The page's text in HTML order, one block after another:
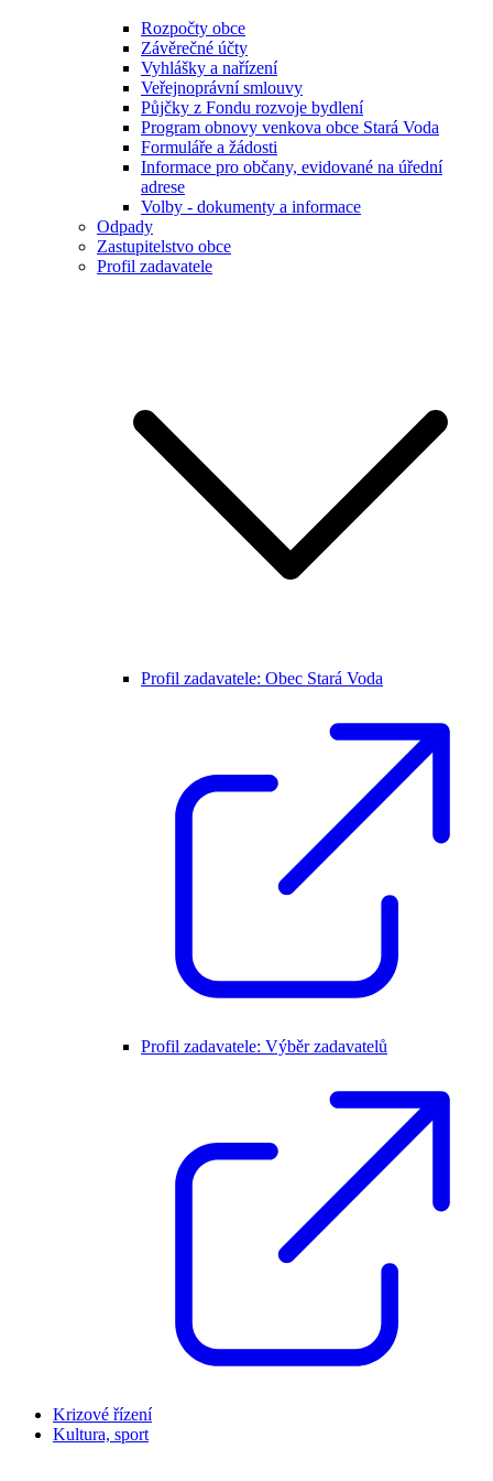
Rozpočty obce
Závěrečné účty
Vyhlášky a nařízení
Veřejnoprávní smlouvy
Půjčky z Fondu rozvoje bydlení
Program obnovy venkova obce Stará Voda
Formuláře a žádosti
Informace pro občany, evidované na úřední
adrese
Volby - dokumenty a informace
Odpady
Zastupitelstvo obce
Profil zadavatele
Profil zadavatele: Obec Stará Voda
Profil zadavatele: Výběr zadavatelů
Krizové řízení
Kultura, sport